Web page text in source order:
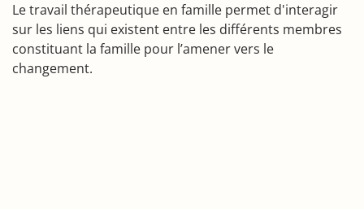
Le travail thérapeutique en famille permet d'interagir
sur les liens qui existent entre les différents membres
constituant la famille pour l’amener vers le
changement.